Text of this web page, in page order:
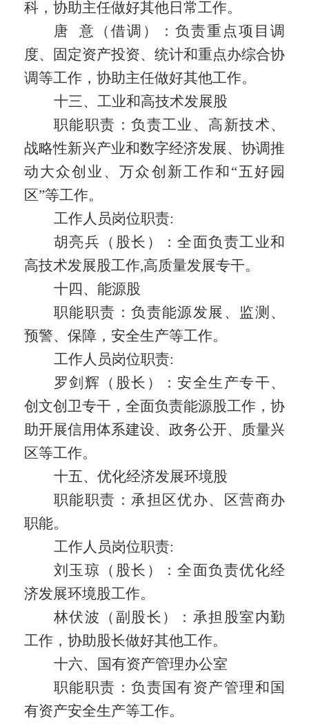
科，协助主任做好其他日常工作。
唐
意（借调）：负责重点项目调
度、固定资产投资、统计和重点办综合协
调等工作，协助主任做好其他工作。
十三、工业和高技术发展股
职能职责：负责工业、高新技术、
战略性新兴产业和数字经济发展、协调推
动大众创业、万众创新工作和“五好园
区”等工作。
工作人员岗位职责:
胡亮兵（股长）：全面负责工业和
高技术发展股工作,高质量发展专干。
十四、能源股
职能职责：负责能源发展、监测、
预警、保障，安全生产等工作。
工作人员岗位职责:
罗剑辉（股长）：安全生产专干、
创文创卫专干，全面负责能源股工作，协
助开展信用体系建设、政务公开、质量兴
区等工作。
十五、优化经济发展环境股
职能职责：承担区优办、区营商办
职能。
工作人员岗位职责:
刘玉琼（股长）：全面负责优化经
济发展环境股工作。
林伏波（副股长）：承担股室内勤
工作，协助股长做好其他工作。
十六、国有资产管理办公室
职能职责：负责国有资产管理和国
有资产安全生产等工作。